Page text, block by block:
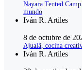
Nayara Tented
mundo
Iván R. Artiles
8 de octubre de
Ajualä, cocina
Iván R. Artiles